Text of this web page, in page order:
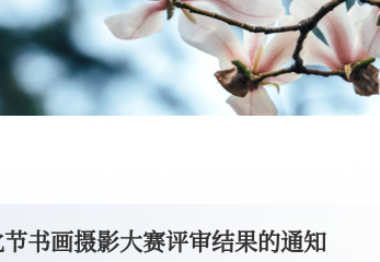
书画摄影大赛评审结果的通知